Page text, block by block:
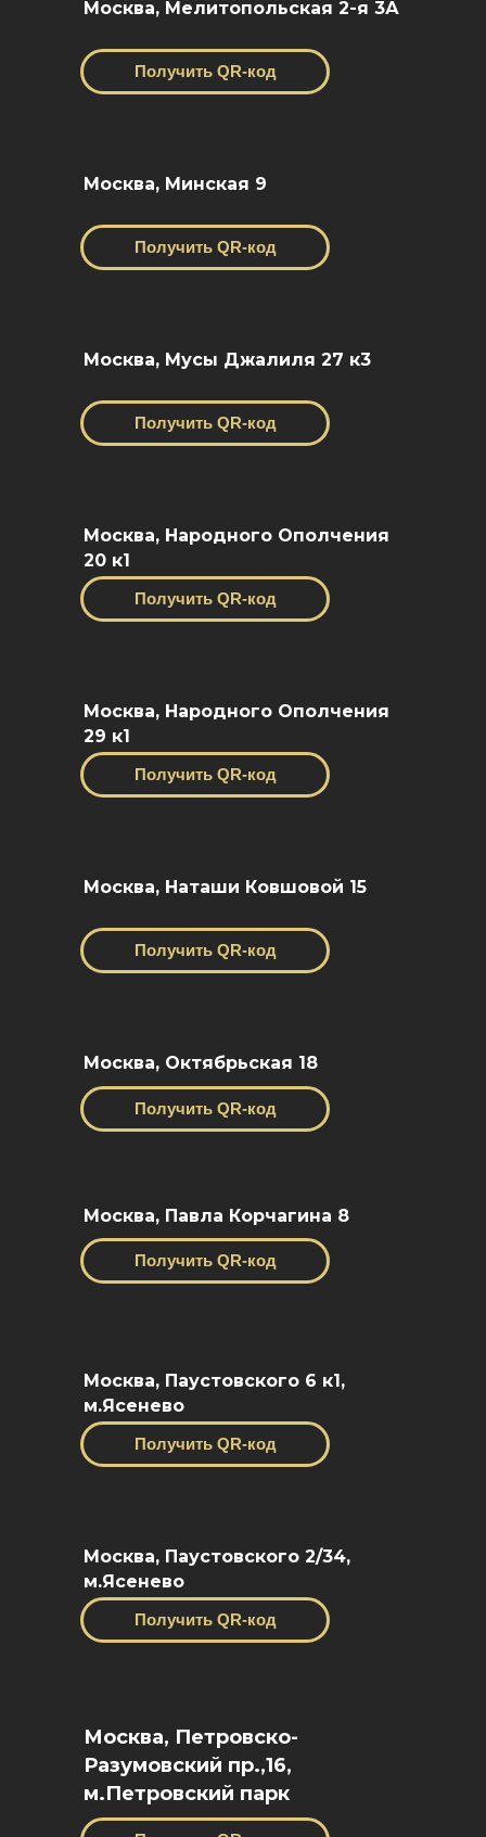
Москва, Мелитопольская 2-я 3А
Получить QR-код
Москва, Минская 9
Получить QR-код
Москва, Мусы Джалиля 27 к3
Получить QR-код
Москва, Народного Ополчения
20 к1
Получить QR-код
Москва, Народного Ополчения
29 к1
Получить QR-код
Москва, Наташи Ковшовой 15
Получить QR-код
Москва, Октябрьская 18
Получить QR-код
Москва, Павла Корчагина 8
Получить QR-код
Москва, Паустовского 6 к1,
м.Ясенево
Получить QR-код
Москва, Паустовского 2/34,
м.Ясенево
Получить QR-код
Москва, Петровско-
Разумовский пр.,16,
м.Петровский парк